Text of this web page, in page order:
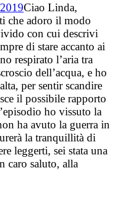
Ciao Linda,
che adoro il modo
con cui descrivi
di stare accanto ai
respirato l’aria tra
dell’acqua, e ho
per sentir scandire
il possibile rapporto
ho vissuto la
ha avuto la guerra in
la tranquillità di
leggerti, sei stata una
caro saluto, alla